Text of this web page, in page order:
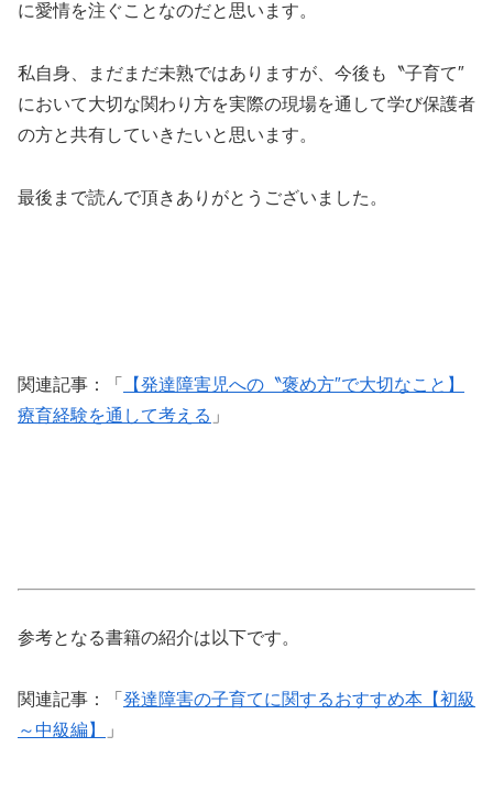
に愛情を注ぐことなのだと思います。
私自身、まだまだ未熟ではありますが、今後も〝子育て″
において大切な関わり方を実際の現場を通して学び保護者
の方と共有していきたいと思います。
最後まで読んで頂きありがとうございました。
関連記事：「
【発達障害児への〝褒め方″で大切なこと】
療育経験を通して考える 」
参考となる書籍の紹介は以下です。
関連記事：「 発達障害の子育てに関するおすすめ本【初級
～中級編】
」